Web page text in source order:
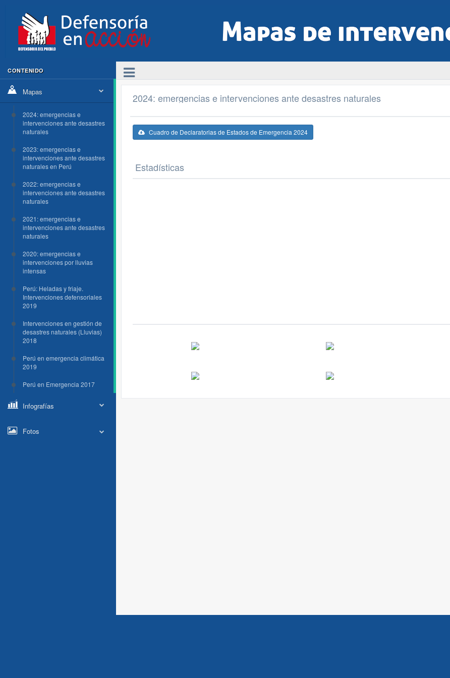
CONTENIDO
Mapas
2024: emergencias e
intervenciones ante desastres
naturales
2023: emergencias e
intervenciones ante desastres
naturales en Perú
2022: emergencias e
intervenciones ante desastres
naturales
2021: emergencias e
intervenciones ante desastres
naturales
2020: emergencias e
intervenciones por lluvias
intensas
Perú: Heladas y friaje.
Intervenciones defensoriales
2019
Intervenciones en gestión de
desastres naturales (Lluvias)
2018
Perú en emergencia climática
2019
Perú en Emergencia 2017
Infografías
Fotos
2024: emergencias e intervenciones ante desastres naturales
Cuadro de Declaratorias de Estados de Emergencia 2024
Estadísticas